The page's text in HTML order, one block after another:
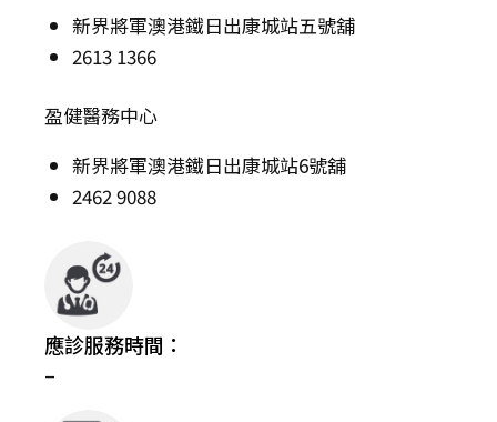
新界將軍澳港鐵日出康城站五號舖
2613 1366
盈健醫務中心
新界將軍澳港鐵日出康城站6號舖
2462 9088
應診服務時間：
–